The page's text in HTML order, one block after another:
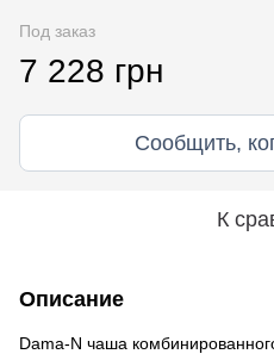
Под заказ
7 228 грн
Сообщить,
К
Описание
Dama-N чаша